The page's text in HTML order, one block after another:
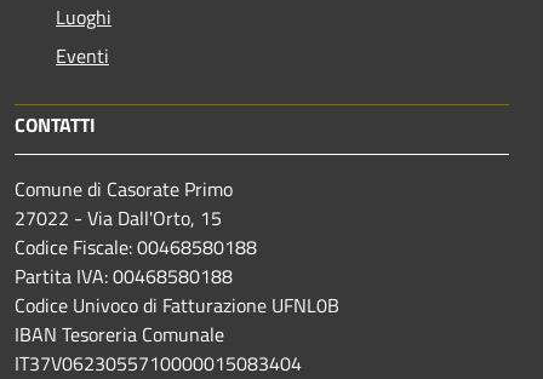
Luoghi
Eventi
CONTATTI
Comune di Casorate Primo
27022 - Via Dall'Orto, 15
Codice Fiscale: 00468580188
Partita IVA: 00468580188
Codice Univoco di Fatturazione UFNL0B
IBAN Tesoreria Comunale
IT37V0623055710000015083404